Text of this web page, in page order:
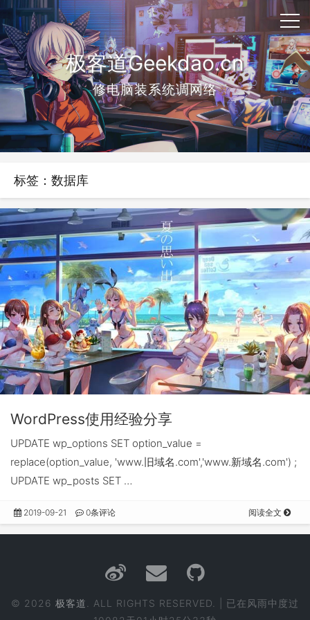
极客道Geekdao.cn
修电脑装系统调网络
标签：数据库
WordPress使用经验分享
UPDATE wp_options SET option_value =
replace(option_value, 'www.旧域名.com','www.新域名.com') ;
UPDATE wp_posts SET …
2019-09-21 0条评论 阅读全文
© 2026 极客道
. ALL RIGHTS RESERVED. | 已在风雨中度过